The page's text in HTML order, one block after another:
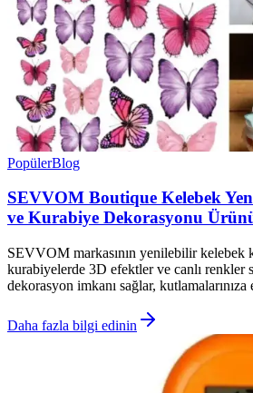
PopülerBlog
SEVVOM Boutique Kelebek
ve Kurabiye Dekorasyonu
SEVVOM markasının yenilebilir kelebek
kurabiyelerde 3D efektler ve canlı renkler
dekorasyon imkanı sağlar, kutlamalarınıza
Daha fazla bilgi edinin